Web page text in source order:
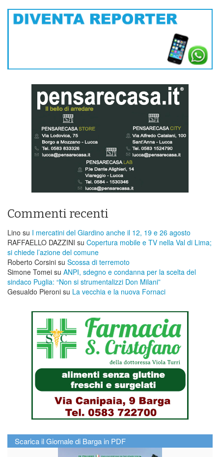
Commenti recenti
Lino su I mercatini del Giardino anche il 12, 19 e 26 agosto
RAFFAELLO DAZZINI su ​Copertura mobile e TV nella Val di Lima;
si chiede l’azione del comune
Roberto Corsini su Scossa di terremoto
Simone Tomei su ANPI, sdegno e condanna per la scelta del
sindaco Puglia: “Non si strumentalizzi Don Milani”
Gesualdo Pieroni su La vecchia e la nuova Fornaci
Scarica il Giornale di Barga in PDF